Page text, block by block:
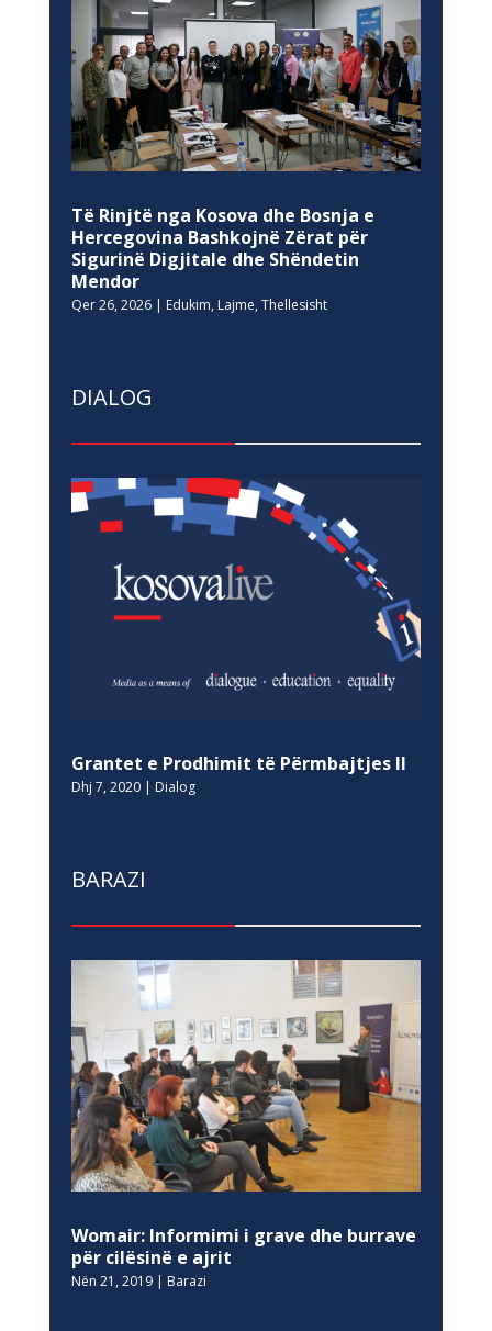
Të Rinjtë nga Kosova dhe Bosnja e
Hercegovina Bashkojnë Zërat për
Sigurinë Digjitale dhe Shëndetin
Mendor
Qer 26, 2026| Edukim, Lajme, Thellesisht
DIALOG
Grantet e Prodhimit të Përmbajtjes II
Dhj 7, 2020| Dialog
BARAZI
Womair: Informimi i grave dhe burrave
për cilësinë e ajrit
Nën 21, 2019| Barazi